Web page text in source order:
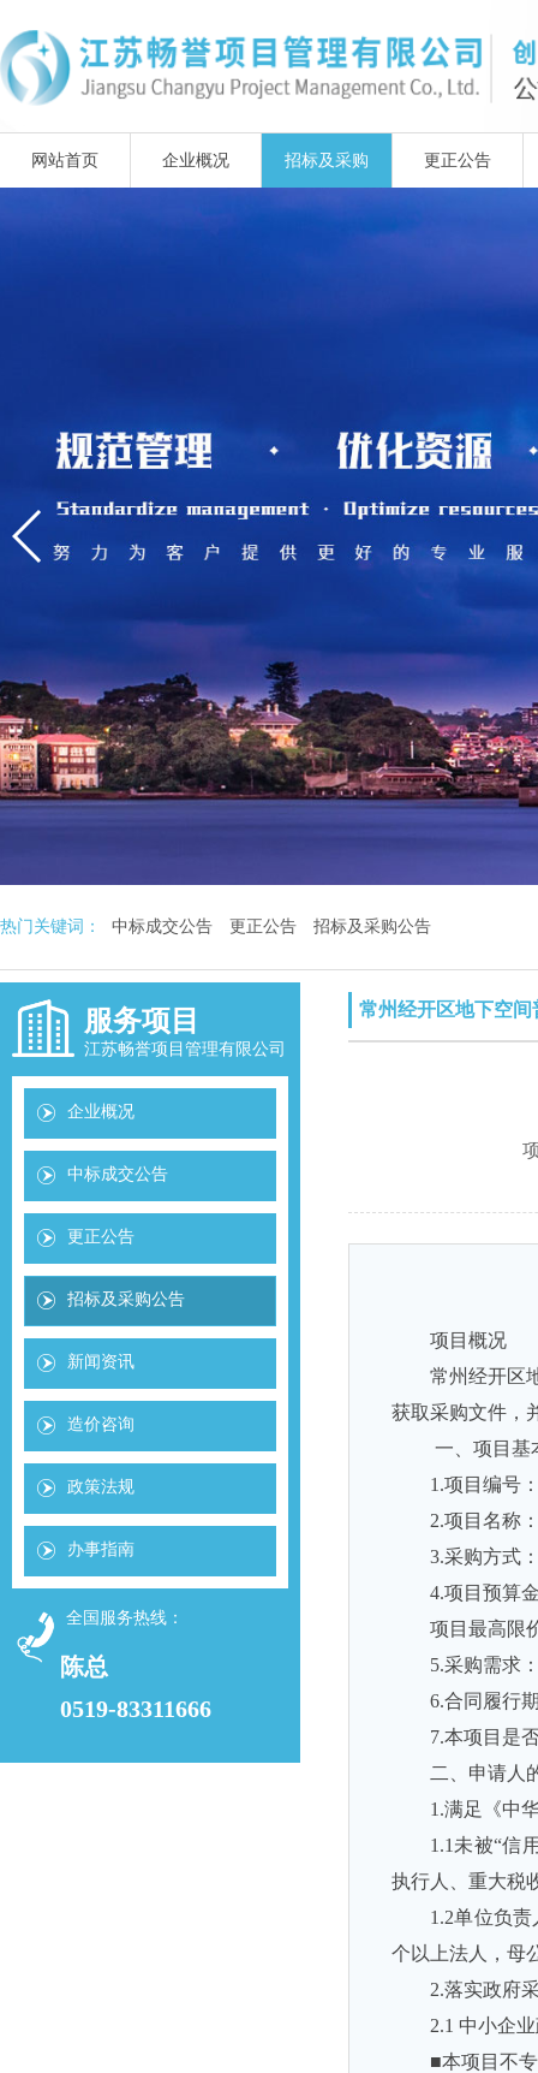
网站首页 企业概况 招标及采购 更正公告
热门关键词： 中标成交公告 更正公告 招标及采购公告
服务项目
江苏畅誉项目管理有限公司
企业概况
中标成交公告
更正公告
招标及采购公告
新闻资讯
造价咨询
政策法规
办事指南
全国服务热线：
陈总
0519-83311666
常州经开区地下空间
项目概况
常州经开区
获取采购文件，
一、项目基
1.项目编号
2.项目名称
3.采购方式
4.项目预算
项目最高限
5.采购需求
6.合同履行
7.本项目是
二、申请人
1.满足《中
1.1未被“信
执行人、重大税
1.2单位负
个以上法人，母
2.落实政府
2.1 中小企
■本项目不